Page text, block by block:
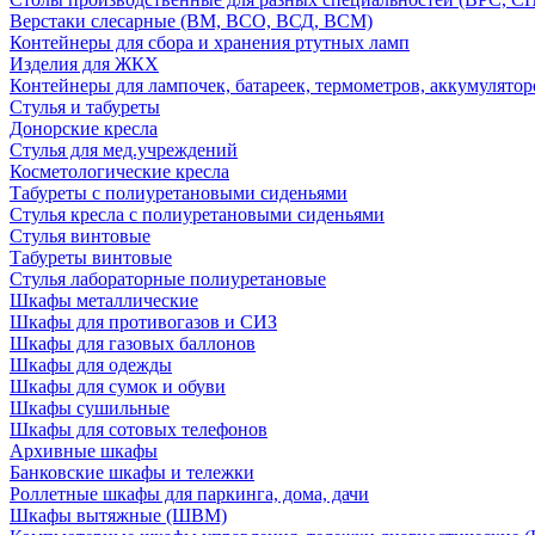
Верстаки слесарные (ВМ, ВСО, ВСД, ВСМ)
Контейнеры для сбора и хранения ртутных ламп
Изделия для ЖКХ
Контейнеры для лампочек, батареек, термометров,
Стулья и табуреты
Донорские кресла
Стулья для мед.учреждений
Косметологические кресла
Табуреты с полиуретановыми сиденьями
Стулья кресла с полиуретановыми сиденьями
Стулья винтовые
Табуреты винтовые
Стулья лабораторные полиуретановые
Шкафы металлические
Шкафы для противогазов и СИЗ
Шкафы для газовых баллонов
Шкафы для одежды
Шкафы для сумок и обуви
Шкафы сушильные
Шкафы для сотовых телефонов
Архивные шкафы
Банковские шкафы и тележки
Роллетные шкафы для паркинга, дома, дачи
Шкафы вытяжные (ШВМ)